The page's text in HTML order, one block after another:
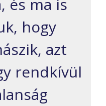
és ma is
hogy
azt
rendkívül